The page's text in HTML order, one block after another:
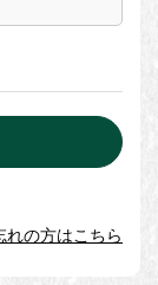
の方はこちら